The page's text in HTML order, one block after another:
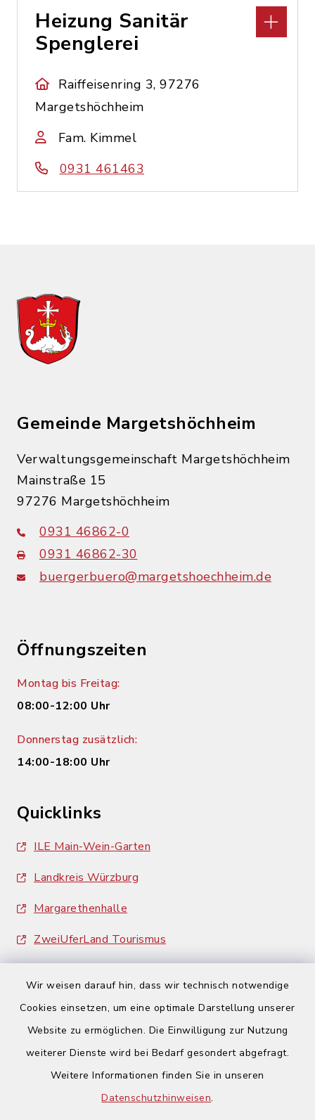
Wir weisen darauf hin, dass wir technisch notwendige
Cookies einsetzen, um eine optimale Darstellung unserer
Website zu ermöglichen. Die Einwilligung zur Nutzung
weiterer Dienste wird bei Bedarf gesondert abgefragt.
Weitere Informationen finden Sie in unseren
Datenschutzhinweisen.
Heizung Sanitär
Spenglerei
Raiffeisenring 3, 97276
Margetshöchheim
Fam. Kimmel
0931 461463
Gemeinde Margetshöchheim
Verwaltungsgemeinschaft Margetshöchheim
Mainstraße 15
97276 Margetshöchheim
0931 46862-0
0931 46862-30
buergerbuero@margetshoechheim.de
Öffnungszeiten
Montag bis Freitag:
08:00-12:00 Uhr
Donnerstag zusätzlich:
14:00-18:00 Uhr
Quicklinks
ILE Main-Wein-Garten
Landkreis Würzburg
Margarethenhalle
ZweiUferLand Tourismus
Barrierefreiheit